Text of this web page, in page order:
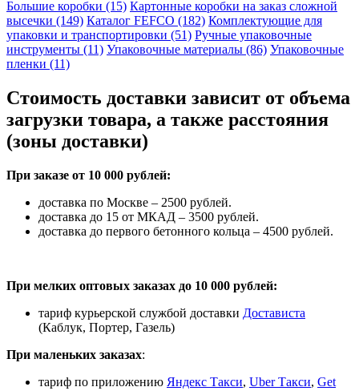
Большие коробки (15) Картонные коробки на заказ сложной
высечки (149) Каталог FEFCO (182) Комплектующие для
упаковки и транспортировки (51) Ручные упаковочные
инструменты (11) Упаковочные материалы (86) Упаковочные
пленки (11)
Стоимость доставки зависит от объема
загрузки товара, а также расстояния
(зоны доставки)
При заказе от 10 000 рублей:
доставка по Москве – 2500 рублей.
доставка до 15 от МКАД – 3500 рублей.
доставка до первого бетонного кольца – 4500 рублей.
При мелких оптовых заказах до 10 000 рублей:
тариф курьерской службой доставки Достависта
(Каблук, Портер, Газель)
При маленьких заказах:
тариф по приложению Яндекс Такси, Uber Такси, Get